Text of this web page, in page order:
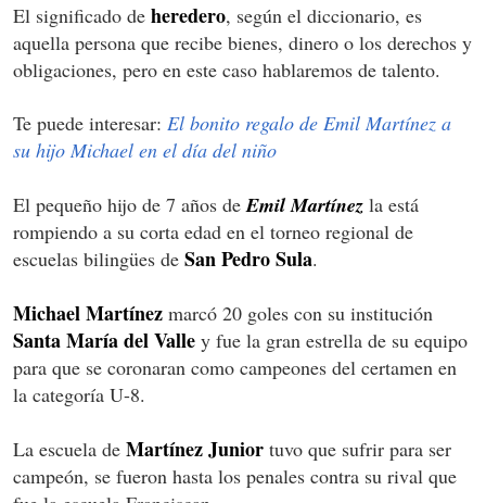
El significado de heredero, según el diccionario, es
aquella persona que recibe bienes, dinero o los derechos y
obligaciones, pero en este caso hablaremos de talento.
Te puede interesar: El bonito regalo de Emil Martínez a
su hijo Michael en el día del niño
El pequeño hijo de 7 años deEmil Martínez la está
rompiendo a su corta edad en el torneo regional de
escuelas bilingües de San Pedro Sula.
Michael Martínez marcó 20 goles con su institución
Santa María del Valle y fue la gran estrella de su equipo
para que se coronaran como campeones del certamen en
la categoría U-8.
La escuela de Martínez Junior tuvo que sufrir para ser
campeón, se fueron hasta los penales contra su rival que